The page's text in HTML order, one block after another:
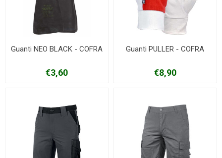
Guanti NEO BLACK - COFRA
€3,60
Guanti PULLER - COFRA
€8,90